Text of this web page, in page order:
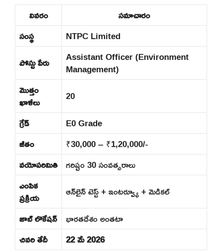
వివరం
సమాచారం
సంస్థ
NTPC Limited
పోస్టు పేరు
Assistant Officer (Environment
Management)
మొత్తం
ఖాళీలు
20
గ్రేడ్
E0 Grade
జీతం
₹30,000 – ₹1,20,000/-
వయోపరిమితి గరిష్టం 30 సంవత్సరాలు
ఎంపిక
ప్రక్రియ
ఆన్‌లైన్ టెస్ట్ + ఇంటర్వ్యూ + మెడికల్
జాబ్ లొకేషన్ భారతదేశం అంతటా
చివరి తేదీ
22 మే 2026